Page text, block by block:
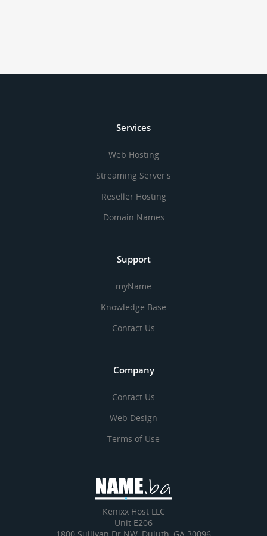
Services
Web Hosting
Streaming Server's
Reseller Hosting
Domain Names
Support
myName
Knowledge Base
Contact Us
Company
Contact Us
Web Design
Terms of Use
Kenixx Host LLC
Unit E206